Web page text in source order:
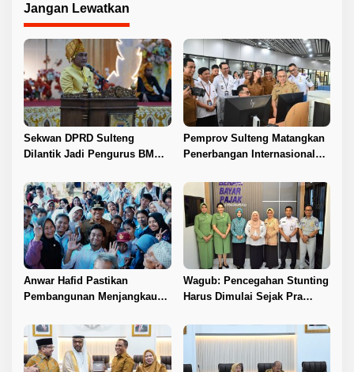
Jangan Lewatkan
Sekwan DPRD Sulteng
Dilantik Jadi Pengurus BMA
Pemprov Sulteng Matangkan
Penerbangan Internasional
Anwar Hafid Pastikan
Pembangunan Menjangkau
Wagub: Pencegahan Stunting
Harus Dimulai Sejak Pra